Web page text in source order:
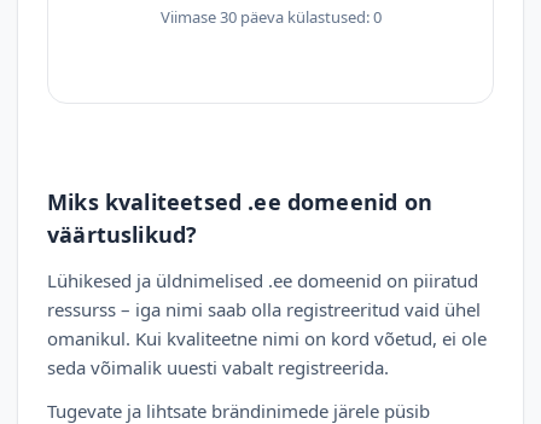
Viimase 30 päeva külastused: 0
Miks kvaliteetsed .ee domeenid on
väärtuslikud?
Lühikesed ja üldnimelised .ee domeenid on piiratud
ressurss – iga nimi saab olla registreeritud vaid ühel
omanikul. Kui kvaliteetne nimi on kord võetud, ei ole
seda võimalik uuesti vabalt registreerida.
Tugevate ja lihtsate brändinimede järele püsib